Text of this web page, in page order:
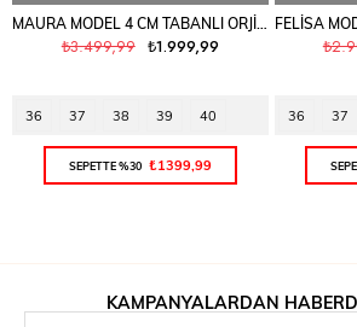
MAURA MODEL 4 CM TABANLI ORJİNAL GERÇEK DERİ SPOR AYAKKABI TEN
₺1.999,99
₺3.499,99
36 37 38 39 40
SEPETTE %30 ₺1399,99
36 37
KAMPANYALARDAN